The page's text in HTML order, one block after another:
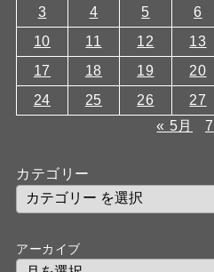
3
4 5 6
10
11 12 13
17
18 19 20
24
25 26 27
« 5月
カテゴリー
アーカイブ